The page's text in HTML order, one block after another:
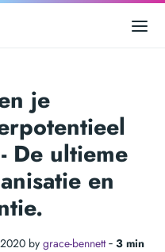
je
De ultieme
en
bygrace-bennett‐ 3 min